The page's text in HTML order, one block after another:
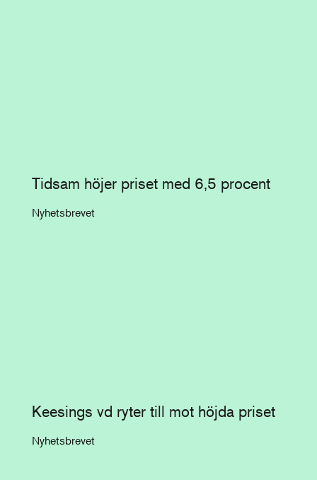
Tidsam höjer priset med 6,5 procent
Nyhetsbrevet
Keesings vd ryter till mot höjda priset
Nyhetsbrevet